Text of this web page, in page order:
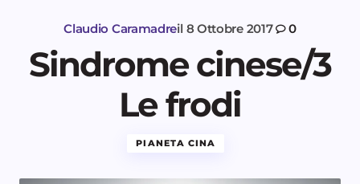
Claudio Caramadreil 8 Ottobre 2017 0
Sindrome cinese/3
Le frodi
PIANETA CINA